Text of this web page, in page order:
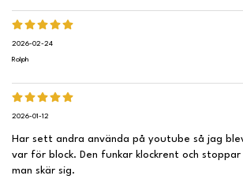
2026-02-24
Rolph
2026-01-12
Har sett andra använda på youtube så jag
var för block. Den funkar klockrent och
man skär sig.